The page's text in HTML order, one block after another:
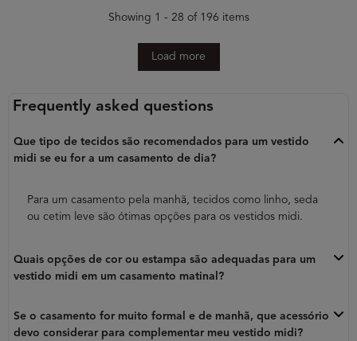
Showing 1 - 28 of 196 items
Load more
Frequently asked questions
Que tipo de tecidos são recomendados para um vestido
midi se eu for a um casamento de dia?
Para um casamento pela manhã, tecidos como linho, seda
ou cetim leve são ótimas opções para os vestidos midi.
Quais opções de cor ou estampa são adequadas para um
vestido midi em um casamento matinal?
Se o casamento for muito formal e de manhã, que acessório
devo considerar para complementar meu vestido midi?